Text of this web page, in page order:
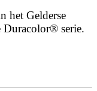
het Gelderse
Duracolor® serie.